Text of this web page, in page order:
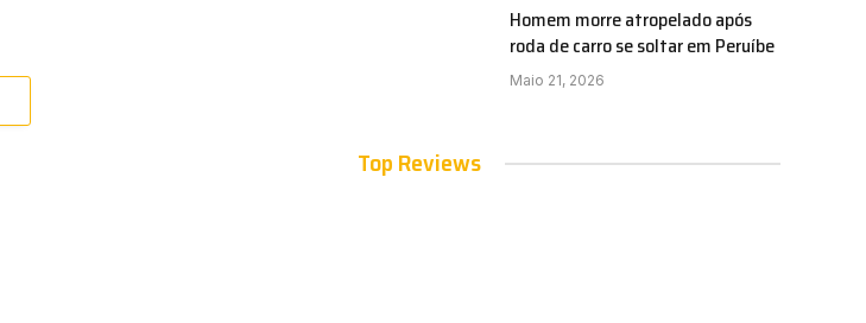
Homem morre atropelado após
roda de carro se soltar em Peruíbe
Maio 21, 2026
Top Reviews